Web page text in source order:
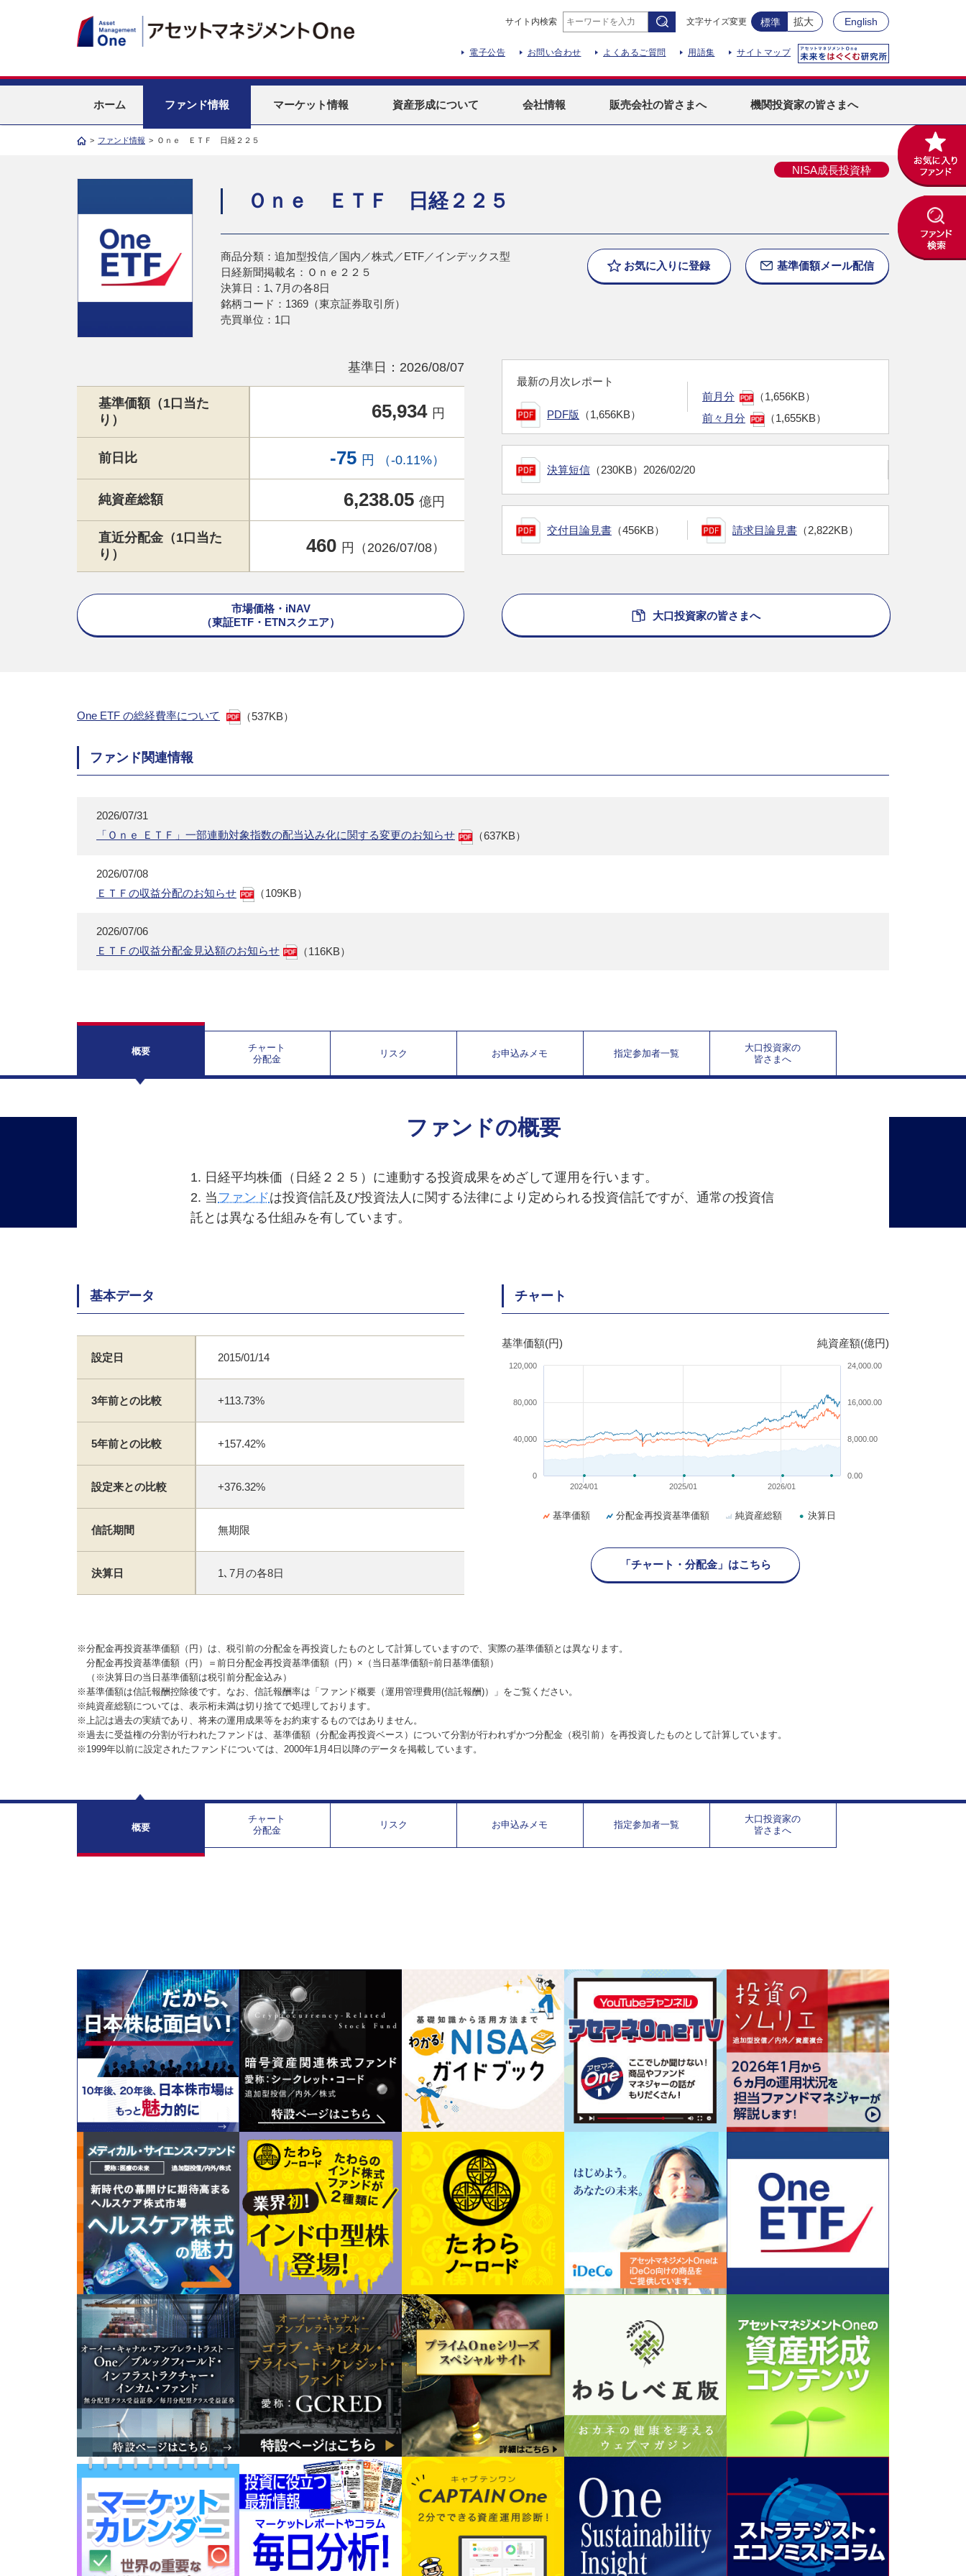
サイト内検索 文字サイズ変更 標準 拡大 English
電子公告 お問い合わせ よくあるご質問 用語集 サイトマップ
ホーム ファンド情報 マーケット情報 資産形成について 会社情報 販売会社の皆さまへ 機関投資家の皆さまへ
> ファンド情報 > Ｏｎｅ ＥＴＦ 日経２２５
NISA成長投資枠
Ｏｎｅ ＥＴＦ 日経２２５
商品分類：追加型投信／国内／株式／ETF／インデックス型
日経新聞掲載名：Ｏｎｅ２２５
決算日：1､7月の各8日
銘柄コード：1369（東京証券取引所）
売買単位：1口
お気に入りに登録 基準価額メール配信
基準日：2026/08/07
基準価額（1口当た
り）
65,934 円
前日比 -75 円 （-0.11%）
純資産総額 6,238.05 億円
直近分配金（1口当た
り）
460 円（2026/07/08）
最新の月次レポート
PDF版 （1,656KB）
前月分
（1,656KB）
前々月分
（1,655KB）
決算短信 （230KB） 2026/02/20
交付目論見書 （456KB） 請求目論見書 （2,822KB）
市場価格・iNAV
（東証ETF・ETNスクエア）
大口投資家の皆さまへ
One ETF の総経費率について （537KB）
ファンド関連情報
2026/07/31
「Ｏｎｅ ＥＴＦ」一部連動対象指数の配当込み化に関する変更のお知らせ
（637KB）
2026/07/08
ＥＴＦの収益分配のお知らせ
（109KB）
2026/07/06
ＥＴＦの収益分配金見込額のお知らせ
（116KB）
概要
チャート
分配金
リスク お申込みメモ 指定参加者一覧
大口投資家の
皆さまへ
ファンドの概要
1. 日経平均株価（日経２２５）に連動する投資成果をめざして運用を行います。
2. 当 ファンドは投資信託及び投資法人に関する法律により定められる投資信託ですが、通常の投資信
託とは異なる仕組みを有しています。
基本データ
設定日 2015/01/14
3年前との比較 +113.73%
5年前との比較 +157.42%
設定来との比較 +376.32%
信託期間 無期限
決算日 1､7月の各8日
チャート
基準価額(円) 純資産額(億円)
2024/01 2025/01 2026/01
0
40,000
80,000
120,000
0.00
8,000.00
16,000.00
24,000.00
基準価額 分配金再投資基準価額 純資産総額 決算日
「チャート・分配金」はこちら
※分配金再投資基準価額（円）は、税引前の分配金を再投資したものとして計算していますので、実際の基準価額とは異なります。
分配金再投資基準価額（円）＝前日分配金再投資基準価額（円）×（当日基準価額÷前日基準価額）
（※決算日の当日基準価額は税引前分配金込み）
※基準価額は信託報酬控除後です。なお、信託報酬率は「ファンド概要（運用管理費用(信託報酬)）」をご覧ください。
※純資産総額については、表示桁未満は切り捨てで処理しております。
※上記は過去の実績であり、将来の運用成果等をお約束するものではありません。
※過去に受益権の分割が行われたファンドは、基準価額（分配金再投資ベース）について分割が行われずかつ分配金（税引前）を再投資したものとして計算しています。
※1999年以前に設定されたファンドについては、2000年1月4日以降のデータを掲載しています。
概要
チャート
分配金
リスク お申込みメモ 指定参加者一覧
大口投資家の
皆さまへ